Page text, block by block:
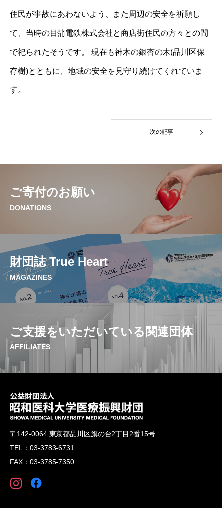
住民が事故にあわないよう、また周辺の安全を祈願し
て、当時の目蒲電鉄株式会社と商店街住民の方々との間
で祀られたそうです。 現在も神木の銀杏の木(品川区保
存樹)とともに、地域の安全を見守り続けてくれていま
す。
次の記事
ご寄付のお願い
DONATIONS
財団誌 True Heart
MAGAZINES
ご支援をいただいている関連団体
AFFILIATES
〒142-0064 東京都品川区旗の台2丁目2番15号
TEL：03-3783-6731
FAX：03-3785-7350